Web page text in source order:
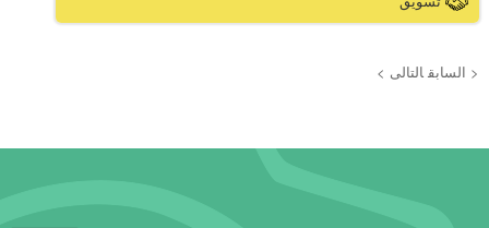
< السابق التالى >